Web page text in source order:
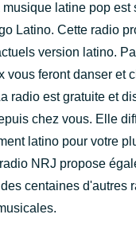
latine pop est
Latino. Cette radio
version latino.
vous feront danser et
radio est gratuite et
chez vous. Elle
latino pour votre
NRJ propose
centaines d'autres